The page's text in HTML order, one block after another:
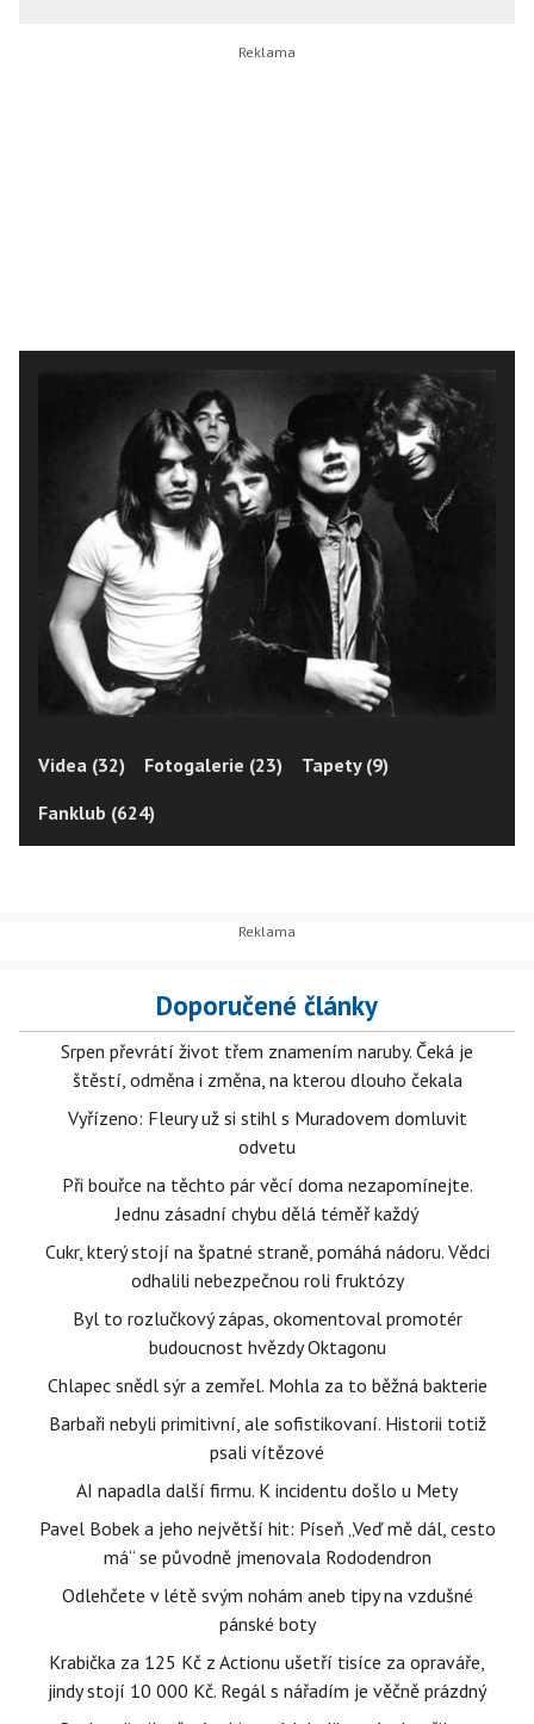
Videa (32) Fotogalerie (23)
Tapety (9)
Fanklub (624)
Doporučené články
Srpen převrátí život třem znamením naruby. Čeká je
štěstí, odměna i změna, na kterou dlouho čekala
Vyřízeno: Fleury už si stihl s Muradovem domluvit
odvetu
Při bouřce na těchto pár věcí doma nezapomínejte.
Jednu zásadní chybu dělá téměř každý
Cukr, který stojí na špatné straně, pomáhá nádoru. Vědci
odhalili nebezpečnou roli fruktózy
Byl to rozlučkový zápas, okomentoval promotér
budoucnost hvězdy Oktagonu
Chlapec snědl sýr a zemřel. Mohla za to běžná bakterie
Barbaři nebyli primitivní, ale sofistikovaní. Historii totiž
psali vítězové
AI napadla další firmu. K incidentu došlo u Mety
Pavel Bobek a jeho největší hit: Píseň „Veď mě dál, cesto
má“ se původně jmenovala Rododendron
Odlehčete v létě svým nohám aneb tipy na vzdušné
pánské boty
Krabička za 125 Kč z Actionu ušetří tisíce za opraváře,
jindy stojí 10 000 Kč. Regál s nářadím je věčně prázdný